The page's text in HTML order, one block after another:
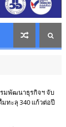
มพัฒนาธุรกิจฯ จับ
ทะลุ 340 แก้วต่อปี